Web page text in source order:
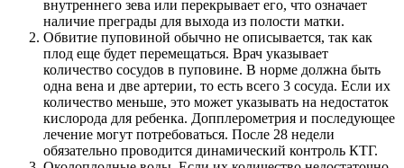
внутреннего зева или перекрывает его, что означает
наличие преграды для выхода из полости матки.
Обвитие пуповиной обычно не описывается, так как
плод еще будет перемещаться. Врач указывает
количество сосудов в пуповине. В норме должна быть
одна вена и две артерии, то есть всего 3 сосуда. Если их
количество меньше, это может указывать на недостаток
кислорода для ребенка. Допплерометрия и последующее
лечение могут потребоваться. После 28 недели
обязательно проводится динамический контроль КТГ.